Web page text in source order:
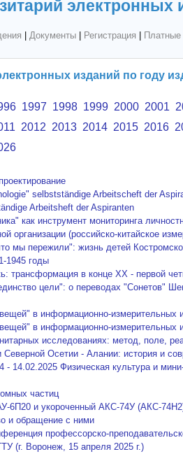
электронных
Документы| Регистрация Платные
изданий по году
1997 1998 1999 2000 2001
2012 2013 2014 2015 2016
selbstständige Arbeitscheft der
Arbeitsheft der Aspiranten
как инструмент мониторинга
организации (российско-китайское
мы пережили": жизнь детей
1945 годы
трансформация в конце XX - первой
цели": о переводах "Сонетов"
в информационно-измерительных
в информационно-измерительных
исследованиях: метод, поле,
Северной Осетии - Алании: история и
- 14.02.2025 Физическая культура и
частиц
6П20 и укороченный АКС-74У (АКС-
и обращение с ними
профессорско-
(г. Воронеж, 15 апреля 2025 г.)